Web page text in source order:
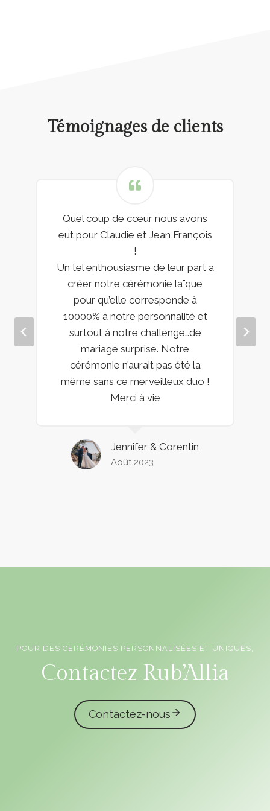
Témoignages de clients
Quel coup de cœur nous avons
eut pour Claudie et Jean François
!
Un tel enthousiasme de leur part a
créer notre cérémonie laïque
pour qu’elle corresponde à
10000% à notre personnalité et
surtout à notre challenge…de
mariage surprise. Notre
cérémonie n’aurait pas été la
même sans ce merveilleux duo !
Merci à vie
Jennifer & Corentin
Août 2023
POUR DES CÉRÉMONIES PERSONNALISÉES ET UNIQUES,
Contactez Rub’Allia
Contactez-nous